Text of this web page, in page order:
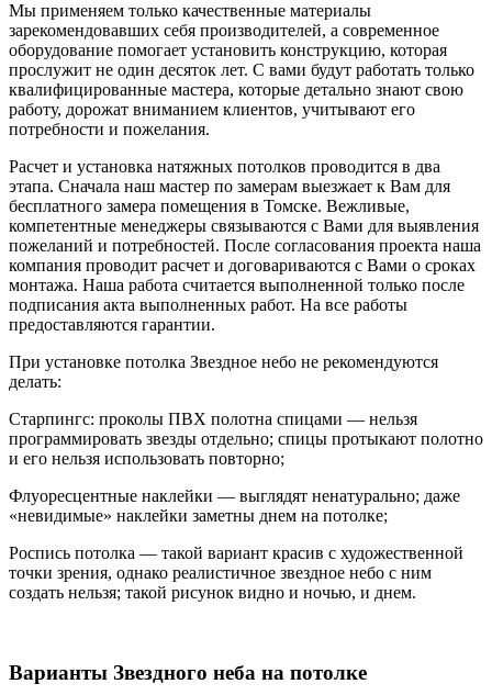
Мы применяем только качественные материалы
зарекомендовавших себя производителей, а современное
оборудование помогает установить конструкцию, которая
прослужит не один десяток лет. С вами будут работать только
квалифицированные мастера, которые детально знают свою
работу, дорожат вниманием клиентов, учитывают его
потребности и пожелания.
Расчет и установка натяжных потолков проводится в два
этапа. Сначала наш мастер по замерам выезжает к Вам для
бесплатного замера помещения в Томске. Вежливые,
компетентные менеджеры связываются с Вами для выявления
пожеланий и потребностей. После согласования проекта наша
компания проводит расчет и договариваются с Вами о сроках
монтажа. Наша работа считается выполненной только после
подписания акта выполненных работ. На все работы
предоставляются гарантии.
При установке потолка Звездное небо не рекомендуются
делать:
Старпингс: проколы ПВХ полотна спицами — нельзя
программировать звезды отдельно; спицы протыкают полотно
и его нельзя использовать повторно;
Флуоресцентные наклейки — выглядят ненатурально; даже
«невидимые» наклейки заметны днем на потолке;
Роспись потолка — такой вариант красив с художественной
точки зрения, однако реалистичное звездное небо с ним
создать нельзя; такой рисунок видно и ночью, и днем.
Варианты Звездного неба на потолке